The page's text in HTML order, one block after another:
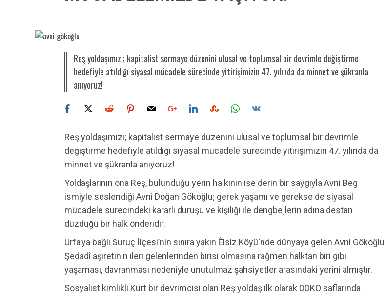
Reş yoldaşımızı; kapitalist sermaye düzenini ulusal ve toplumsal bir devrimle değiştirme
hedefiyle atıldığı siyasal mücadele sürecinde yitirişimizin 47. yılında da minnet ve şükranla
anıyoruz!
Reş yoldaşımızı; kapitalist sermaye düzenini ulusal ve toplumsal bir devrimle
değiştirme hedefiyle atıldığı siyasal mücadele sürecinde yitirişimizin 47. yılında da
minnet ve şükranla anıyoruz!
Yoldaşlarının ona Reş, bulunduğu yerin halkının ise derin bir saygıyla Avni Beg
ismiyle seslendiği Avni Doğan Gökoğlu; gerek yaşamı ve gerekse de siyasal
mücadele sürecindeki kararlı duruşu ve kişiliği ile dengbejlerin adına destan
düzdüğü bir halk önderidir.
Urfa’ya bağlı Suruç İlçesi’nin sınıra yakın Êlsiz Köyü‘nde dünyaya gelen Avni Gökoğlu
Şedadî aşiretinin ileri gelenlerinden birisi olmasına rağmen halktan biri gibi
yaşaması, davranması nedeniyle unutulmaz şahsiyetler arasındaki yerini almıştır.
Sosyalist kimlikli Kürt bir devrimcisi olan Reş yoldaş ilk olarak DDKO saflarında